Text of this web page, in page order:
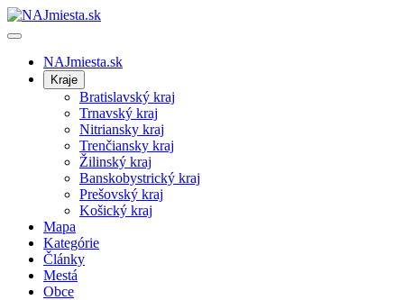
NAJmiesta.sk
Kraje
Bratislavský kraj
Trnavský kraj
Nitriansky kraj
Trenčiansky kraj
Žilinský kraj
Banskobystrický kraj
Prešovský kraj
Košický kraj
Mapa
Kategórie
Články
Mestá
Obce